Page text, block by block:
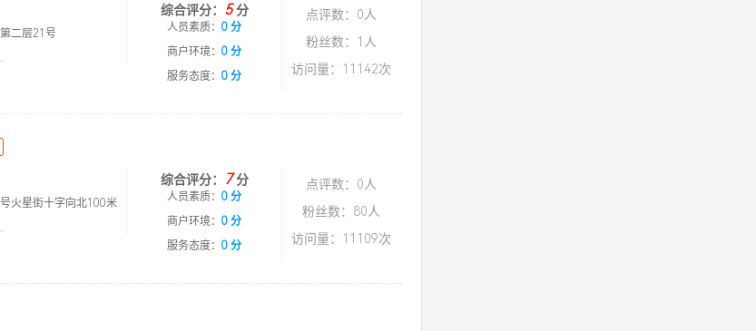
二层21号
综合评分： 5分
人员素质： 0 分
商户环境： 0 分
服务态度： 0 分
点评数：0人
粉丝数：1人
访问量：11142次
火星街十字向北100米
综合评分： 7分
人员素质： 0 分
商户环境： 0 分
服务态度： 0 分
点评数：0人
粉丝数：80人
访问量：11109次